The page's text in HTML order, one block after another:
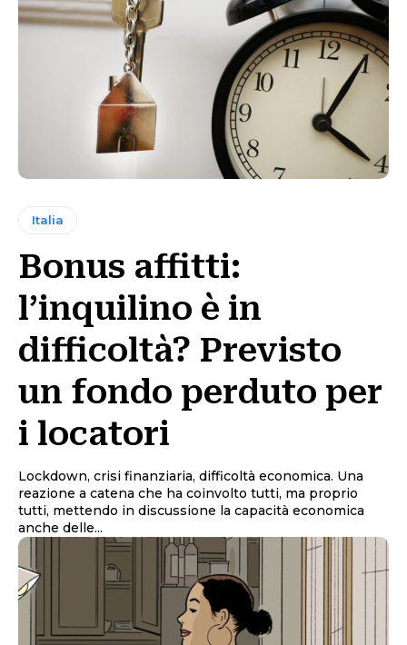
Italia
Bonus affitti:
l’inquilino è in
difficoltà? Previsto
un fondo perduto per
i locatori
Lockdown, crisi finanziaria, difficoltà economica. Una
reazione a catena che ha coinvolto tutti, ma proprio
tutti, mettendo in discussione la capacità economica
anche delle...